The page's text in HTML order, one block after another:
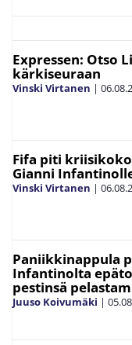
Expressen: Otso
kärkiseuraan
Vinski Virtanen |
Fifa piti
Gianni
Vinski Virtanen |
Paniikkinappula
Infantinolta
pestinsä
Juuso Koivumäki |